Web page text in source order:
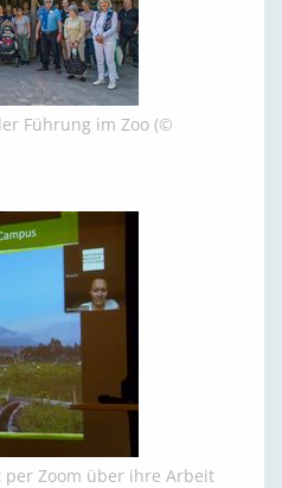
Führung im Zoo (©
Zoom über ihre Arbeit